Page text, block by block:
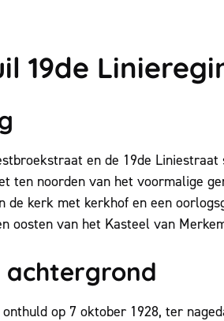
19de
en de 19de
ten noorden van het voormalige
de kerk met kerkhof en een
oosten van het Kasteel van
achtergrond
op 7 oktober 1928, ter